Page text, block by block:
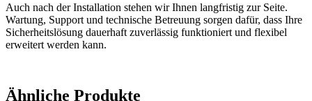
Auch nach der Installation stehen wir Ihnen langfristig zur Seite.
Wartung, Support und technische Betreuung sorgen dafür, dass Ihre
Sicherheitslösung dauerhaft zuverlässig funktioniert und flexibel
erweitert werden kann.
Ähnliche Produkte